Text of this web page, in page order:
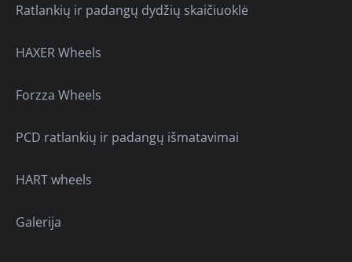
Ratlankių ir padangų dydžių skaičiuoklė
HAXER Wheels
Forzza Wheels
PCD ratlankių ir padangų išmatavimai
HART wheels
Galerija